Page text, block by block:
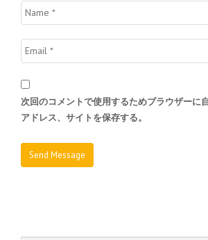
次回のコメントで使用するためブラウザーに
アドレス、サイトを保存する。